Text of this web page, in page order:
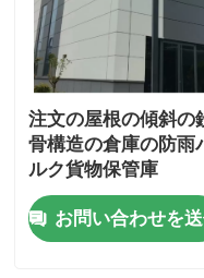
注文の屋根の傾斜の
骨構造の倉庫の防雨
ルク貨物保管庫
お問い合わせを